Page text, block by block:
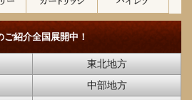
ご紹介全国展開中！
東北地方
中部地方